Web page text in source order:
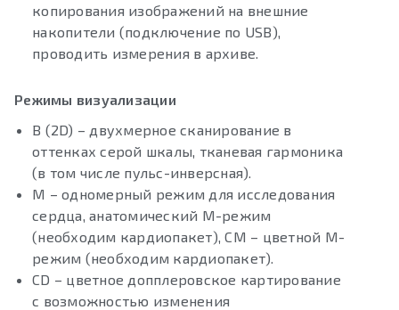
копирования изображений на внешние
накопители (подключение по USB),
проводить измерения в архиве.
Режимы визуализации
B (2D) – двухмерное сканирование в
оттенках серой шкалы, тканевая гармоника
(в том числе пульс-инверсная).
M – одномерный режим для исследования
сердца, анатомический М-режим
(необходим кардиопакет), CM – цветной М-
режим (необходим кардиопакет).
CD – цветное допплеровское картирование
с возможностью изменения